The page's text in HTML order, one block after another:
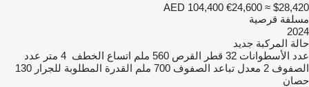
AED 104,400 €24,600 ≈ $28,420
مسلفة قرصية
2024
حالة المركبة جديد
عدد الأسطوانات 32 قطر القرص 560 ملم اتساع الخطف 4 متر
عدد
الصفوف 2 معدل تباعد الصفوف 700 ملم القدرة المطلوبة للجرار 130
حصان